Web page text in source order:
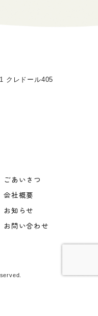
クレドール405
ごあいさつ
会社概要
お知らせ
お問い合わせ